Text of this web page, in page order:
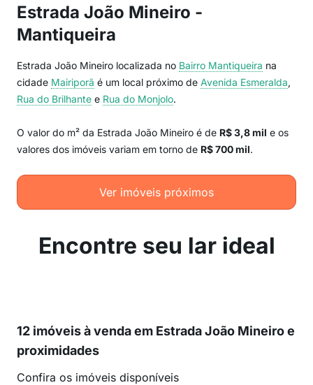
Estrada João Mineiro -
Mantiqueira
Estrada João Mineiro localizada no Bairro Mantiqueira na
cidade Mairiporã é um local próximo de Avenida Esmeralda,
Rua do Brilhante e Rua do Monjolo.
O valor do m² da Estrada João Mineiro é de R$ 3,8 mil e os
valores dos imóveis variam em torno de R$ 700 mil.
Ver imóveis próximos
Encontre seu lar ideal
12 imóveis à venda em Estrada João Mineiro e
proximidades
Confira os imóveis disponíveis